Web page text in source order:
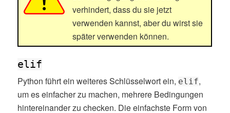
verhindert, dass du sie jetzt
verwenden kannst, aber du wirst sie
später verwenden können.
elif
Python führt ein weiteres Schlüsselwort ein, elif,
um es einfacher zu machen, mehrere Bedingungen
hintereinander zu checken. Die einfachste Form von